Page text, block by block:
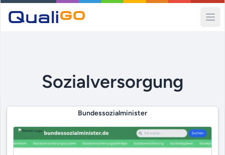
Sozialversorgung
Bundessozialminister